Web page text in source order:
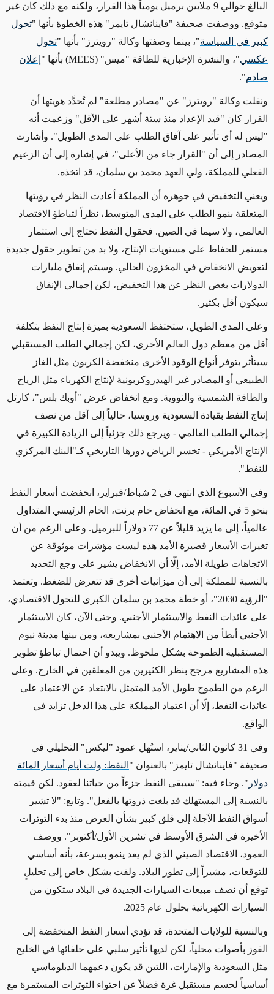
البالغ حوالي 9 ملايين برميل يومياً هذا القرار، ولكنه مع ذلك كان غير
متوقع. ووصفت صحيفة "فاينانشال تايمز" هذه الخطوة بأنها "تحول
كبير في السياسة"، بينما وصفتها وكالة "رويترز" بأنها "تحول
عكسي"، والنشرة الإخبارية للطاقة "ميس" (MEES) بأنها "
إعلان
صادم".
ونقلت وكالة "رويترز" عن "مصادر مطلعة" لم تُحدَّد هويتها أن
القرار كان "قيد الإعداد منذ ستة أشهر على الأقل" وزعمت أنه
"ليس له أي تأثير على آفاق الطلب على المدى الطويل". وأشارت
المصادر إلى أن "القرار جاء من الأعلى"، في إشارة إلى أن الزعيم
الفعلي للمملكة، ولي العهد محمد بن سلمان، قد اتخذه.
ويعني التخفيض في جوهره أن المملكة أعادت النظر في رؤيتها
المتعلقة بنمو الطلب على المدى المتوسط، نظراً لتباطؤ الاقتصاد
العالمي، ولا سيما في الصين. فحقول النفط تحتاج إلى استثمار
مستمر للحفاظ على مستويات الإنتاج، ولا بد من تطوير حقول جديدة
لتعويض الانخفاض في المخزون الحالي. وسيتم إنفاق مليارات
الدولارات بغض النظر عن هذا التخفيض، لكن إجمالي الإنفاق
سيكون أقل بكثير.
وعلى المدى الطويل، ستحتفظ السعودية بميزة إنتاج النفط بتكلفة
أقل من معظم دول العالم الأخرى، لكن إجمالي الطلب المستقبلي
سيتأثر بتوفر أنواع الوقود الأخرى منخفضة الكربون مثل الغاز
الطبيعي أو المصادر غير الهيدروكربونية لإنتاج الكهرباء مثل الرياح
والطاقة الشمسية والنووية. ومع انخفاض عرض "أوبك بلس"، كارتل
إنتاج النفط بقيادة السعودية وروسيا، حالياً إلى أقل من نصف
إجمالي الطلب العالمي - ويرجع ذلك جزئياً إلى الزيادة الكبيرة في
الإنتاج الأمريكي - تخسر الرياض دورها التاريخي كـ"البنك المركزي
للنفط".
وفي الأسبوع الذي انتهى في 2 شباط/فبراير، انخفضت أسعار النفط
بنحو 5 في المائة، مع انخفاض خام برنت، الخام الرئيسي المتداول
عالمياً، إلى ما يزيد قليلاً عن 77 دولاراً للبرميل. وعلى الرغم من أن
تغيرات الأسعار قصيرة الأمد هذه ليست مؤشرات موثوقة عن
الاتجاهات طويلة الأمد، إلّا أن الانخفاض يشير على وجع التحديد
بالنسبة للمملكة إلى أن ميزانيات أخرى قد تتعرض للضغط. وتعتمد
"الرؤية 2030"، أو خطة محمد بن سلمان الكبرى للتحول الاقتصادي،
على عائدات النفط والاستثمار الأجنبي. وحتى الآن، كان الاستثمار
الأجنبي أبطأ من الاهتمام الأجنبي بمشاريعه، ومن بينها مدينة نيوم
المستقبلية الطموحة بشكل ملحوظ. ويبدو أن احتمال تباطؤ تطوير
هذه المشاريع مرجح بنظر الكثيرين من المعلقين في الخارج. وعلى
الرغم من الطموح طويل الأمد المتمثل بالابتعاد عن الاعتماد على
عائدات النفط، إلّا أن اعتماد المملكة على هذا الدخل تزايد في
الواقع.
وفي 31 كانون الثاني/يناير، استُهل عمود "ليكس" التحليلي في
صحيفة "فاينانشال تايمز" بالعنوان " النفط: ولت أيام أسعار المائة
دولار ". وجاء فيه: "سيبقى النفط جزءاً من حياتنا لعقود. لكن قيمته
بالنسبة إلى المستهلك قد بلغت ذروتها بالفعل". وتابع: "لا تشير
أسواق النفط الآجلة إلى قلق كبير بشأن العرض منذ بدء التوترات
الأخيرة في الشرق الأوسط في تشرين الأول/أكتوبر". ووصف
العمود، الاقتصاد الصيني الذي لم يعد ينمو بسرعة، بأنه أساسي
للتوقعات، مشيراً إلى تطور البلاد. ولفت بشكل خاص إلى تحليلٍ
توقع أن نصف مبيعات السيارات الجديدة في البلاد ستكون من
السيارات الكهربائية بحلول عام 2025.
وبالنسبة للولايات المتحدة، قد تؤدي أسعار النفط المنخفضة إلى
الفوز بأصوات محلياً، لكن لديها تأثير سلبي على حلفائها في الخليج
مثل السعودية والإمارات، اللتين قد يكون دعمهما الدبلوماسي
أساسياً لحسم مستقبل غزة فضلاً عن احتواء التوترات المستمرة مع